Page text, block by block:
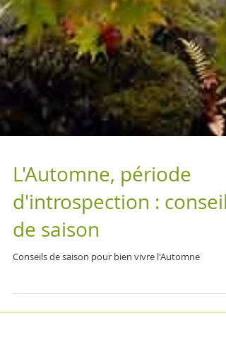
L'Automne, période
d'introspection : conseils
de saison
Conseils de saison pour bien vivre l'Automne